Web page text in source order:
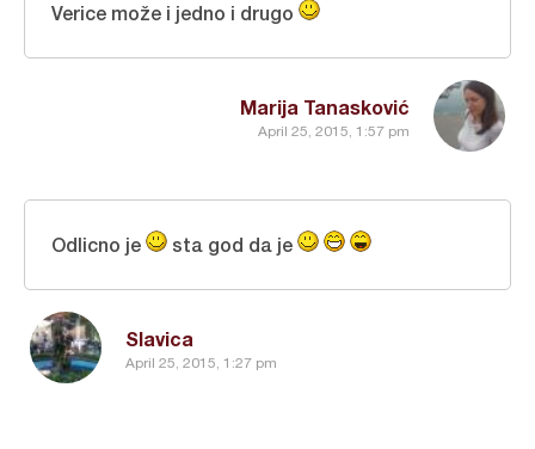
Marija Tanasković
April 25, 2015, 1:57 pm
Verice može i jedno i drugo
Slavica
April 25, 2015, 1:27 pm
Odlicno je sta god da je